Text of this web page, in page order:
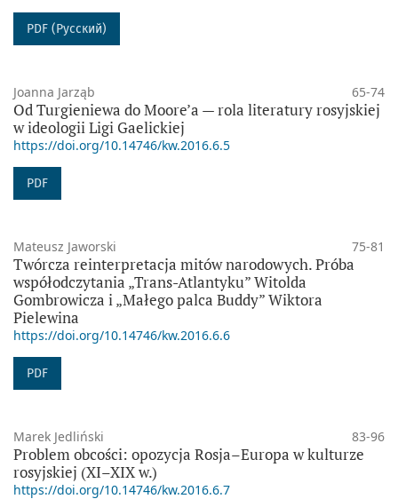
PDF (Русский)
Joanna Jarząb 65-74
Od Turgieniewa do Moore’a — rola literatury rosyjskiej
w ideologii Ligi Gaelickiej
https://doi.org/10.14746/kw.2016.6.5
PDF
Mateusz Jaworski 75-81
Twórcza reinterpretacja mitów narodowych. Próba
współodczytania „Trans-Atlantyku” Witolda
Gombrowicza i „Małego palca Buddy” Wiktora
Pielewina
https://doi.org/10.14746/kw.2016.6.6
PDF
Marek Jedliński 83-96
Problem obcości: opozycja Rosja–Europa w kulturze
rosyjskiej (XI–XIX w.)
https://doi.org/10.14746/kw.2016.6.7